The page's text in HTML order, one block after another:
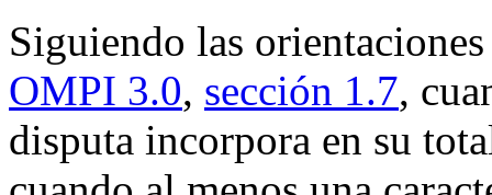
Siguiendo las
OMPI 3.0, sección 1.7,
disputa incorpora en su